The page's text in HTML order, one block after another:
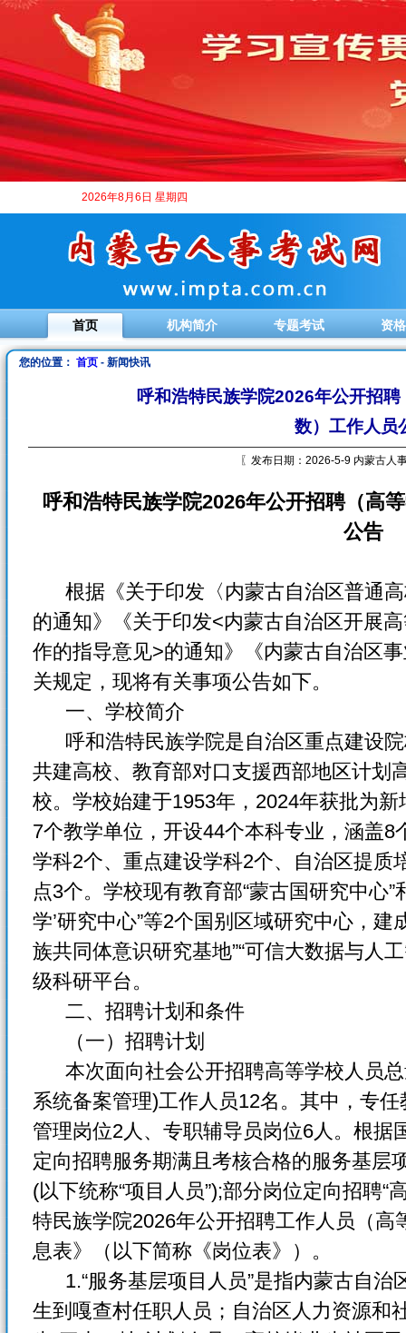
2026年8月6日 星期四
首页 机构简介 专题考试 资
您的位置： 首页- 新闻快讯
呼和浩特民族学院2026年公开招
数）工作人员
〖发布日期：2026-5-9 内蒙古人
呼和浩特民族学院2026年公开招聘（高
公告
根据《关于印发〈内蒙古自治区普通高
的通知》《关于印发<内蒙古自治区开展
作的指导意见>的通知》《内蒙古自治区
关规定，现将有关事项公告如下。
一、学校简介
呼和浩特民族学院是自治区重点建设院
共建高校、教育部对口支援西部地区计划
校。学校始建于1953年，2024年获批为
7个教学单位，开设44个本科专业，涵盖
学科2个、重点建设学科2个、自治区提质
点3个。学校现有教育部“蒙古国研究中心”
学’研究中心”等2个国别区域研究中心，
族共同体意识研究基地”“可信大数据与人
级科研平台。
二、招聘计划和条件
（一）招聘计划
本次面向社会公开招聘高等学校人员总
系统备案管理)工作人员12名。其中，专
管理岗位2人、专职辅导员岗位6人。根据
定向招聘服务期满且考核合格的服务基层
(以下统称“项目人员”);部分岗位定向招聘“
特民族学院2026年公开招聘工作人员（
息表》（以下简称《岗位表》）。
1.“服务基层项目人员”是指内蒙古自治
生到嘎查村任职人员；自治区人力资源和